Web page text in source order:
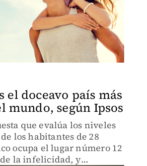
el doceavo país más
mundo, según Ipsos
que evalúa los niveles
los habitantes de 28
ocupa el lugar número 12
la infelicidad, y